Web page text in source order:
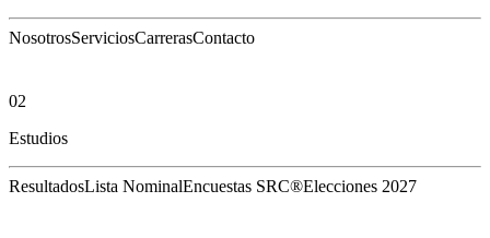
NosotrosServiciosCarrerasContacto
02
Estudios
ResultadosLista NominalEncuestas SRC®Elecciones 2027